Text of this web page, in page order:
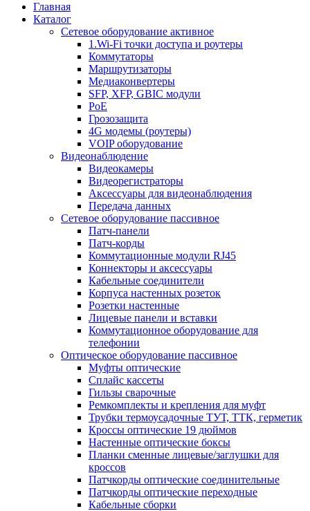
Главная
Каталог
Сетевое оборудование активное
1.Wi-Fi точки доступа и роутеры
Коммутаторы
Маршрутизаторы
Медиаконвертеры
SFP, XFP, GBIC модули
PoE
Грозозащита
4G модемы (роутеры)
VOIP оборудование
Видеонаблюдение
Видеокамеры
Видеорегистраторы
Аксессуары для видеонаблюдения
Передача данных
Сетевое оборудование пассивное
Патч-панели
Патч-корды
Коммутационные модули RJ45
Коннекторы и аксессуары
Кабельные соединители
Корпуса настенных розеток
Розетки настенные
Лицевые панели и вставки
Коммутационное оборудование для
телефонии
Оптическое оборудование пассивное
Муфты оптические
Сплайс кассеты
Гильзы сварочные
Ремкомплекты и крепления для муфт
Трубки термоусадочные ТУТ, ТТК, герметик
Кроссы оптические 19 дюймов
Настенные оптические боксы
Планки сменные лицевые/заглушки для
кроссов
Патчкорды оптические соединительные
Патчкорды оптические переходные
Кабельные сборки